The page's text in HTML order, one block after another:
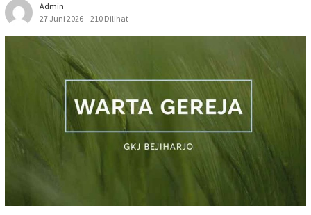
Admin
27 Juni 2026
210 Dilihat